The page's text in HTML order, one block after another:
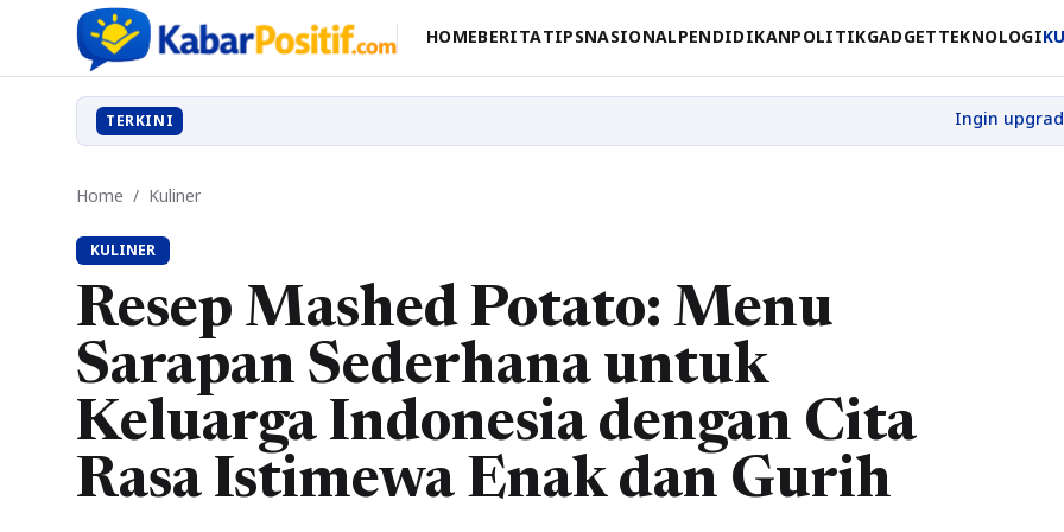
HOMEBERITATIPSNASIONALPENDIDIKANPOLITIKGADGETTEKNOLOGI
TERKINI
Home / Kuliner
KULINER
Resep Mashed Potato: Menu
Sarapan Sederhana untuk
Keluarga Indonesia dengan Cita
Rasa Istimewa Enak dan Gurih